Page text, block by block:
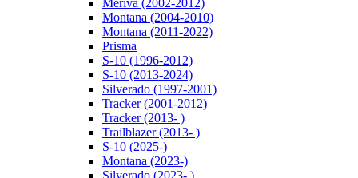
Meriva (2002-2012)
Montana (2004-2010)
Montana (2011-2022)
Prisma
S-10 (1996-2012)
S-10 (2013-2024)
Silverado (1997-2001)
Tracker (2001-2012)
Tracker (2013- )
Trailblazer (2013- )
S-10 (2025-)
Montana (2023-)
Silverado (2023- )